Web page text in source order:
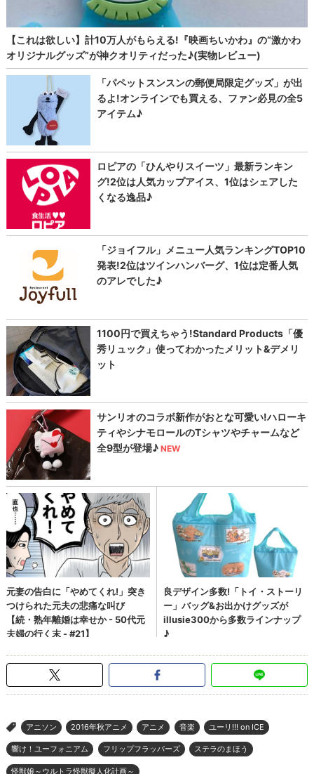
> アニソン 2016年秋アニメ アニメ 音楽 ユーリ!!! on ICE
響け！ユーフォニアム フリップフラッパーズ ステラのまほう
怪獣娘～ウルトラ怪獣擬人化計画～